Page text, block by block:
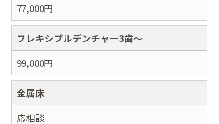
77,000円
フレキシブルデンチャー3歯～
99,000円
金属床
応相談